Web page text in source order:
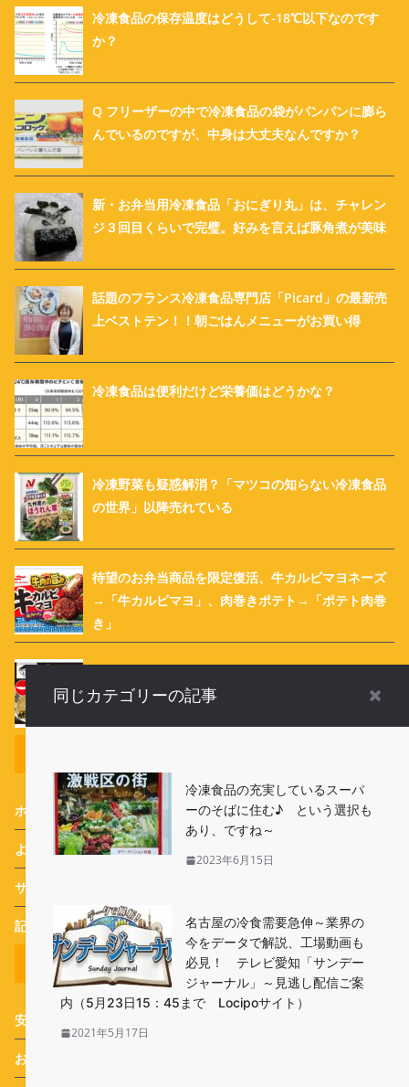
冷凍食品の保存温度はどうして-18℃以下なのです
か？
Q フリーザーの中で冷凍食品の袋がパンパンに膨ら
んでいるのですが、中身は大丈夫なんですか？
新・お弁当用冷凍食品「おにぎり丸」は、チャレン
ジ３回目くらいで完璧。好みを言えば豚角煮が美味
話題のフランス冷凍食品専門店「Picard」の最新売
上ベストテン！！朝ごはんメニューがお買い得
冷凍食品は便利だけど栄養価はどうかな？
冷凍野菜も疑惑解消？「マツコの知らない冷凍食品
の世界」以降売れている
待望のお弁当商品を限定復活、牛カルビマヨネーズ
→「牛カルビマヨ」、肉巻きポテト→「ポテト肉巻
き」
一品」 5月13日発売
ホーム
よくあるご質問（FAQ）
サイトポリシー
記事一覧
メインカテゴリー
安心・安全Q&A
おすすめ 冷凍食品
同じカテゴリーの記事
冷凍食品の充実しているスーパ
ーのそばに住む♪ という選択も
あり、ですね～
2023年6月15日
名古屋の冷食需要急伸～業界の
今をデータで解説、工場動画も
必見！ テレビ愛知「サンデー
ジャーナル」～見逃し配信ご案
内（5月23日15：45まで Locipoサイト）
2021年5月17日